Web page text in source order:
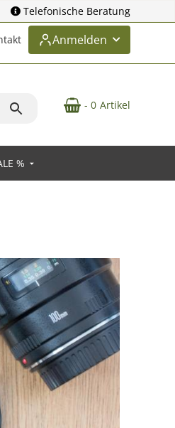
Telefonische Beratung
Anmelden
- 0 Artikel
%